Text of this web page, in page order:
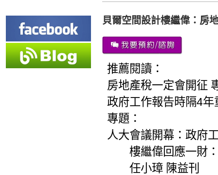
貝爾空間設計樓繼偉：房
推薦閱讀：
房地產稅一定會開征
政府工作報告時隔4
專題：
人大會議開幕：政府
樓繼偉回應一財：
任小璋 陳益刊